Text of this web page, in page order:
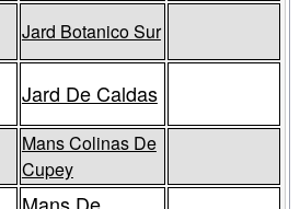
Jard Botanico Sur
Jard De Caldas
Mans Colinas De
Cupey